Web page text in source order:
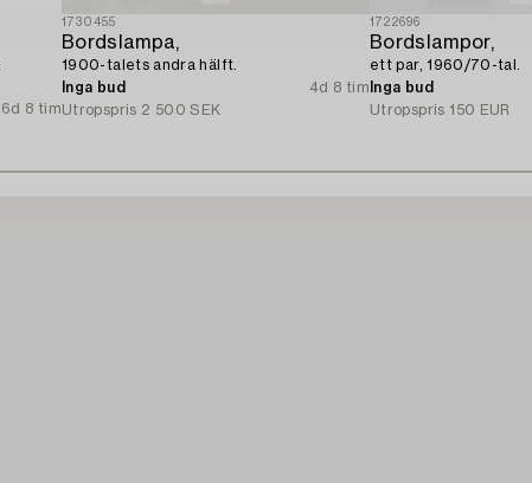
6d 8 tim
1730455
Bordslampa,
1900-talets andra hälft.
Inga bud
4d 8 tim
Utropspris 2 500 SEK
1722696
Bordslampor,
ett par, 1960/70-tal.
Inga bud
Utropspris 150 EUR